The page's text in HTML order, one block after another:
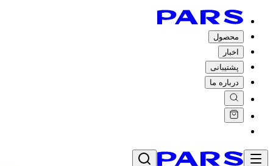
محصول
اخبار
پشتیبانی
درباره ما